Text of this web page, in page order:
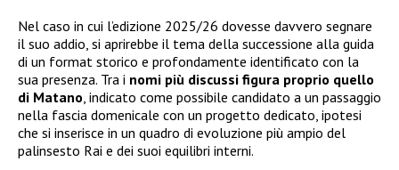
Nel caso in cui l’edizione 2025/26 dovesse davvero segnare
il suo addio, si aprirebbe il tema della successione alla guida
di un format storico e profondamente identificato con la
sua presenza. Tra i nomi più discussi figura proprio quello
di Matano , indicato come possibile candidato a un passaggio
nella fascia domenicale con un progetto dedicato, ipotesi
che si inserisce in un quadro di evoluzione più ampio del
palinsesto Rai e dei suoi equilibri interni.